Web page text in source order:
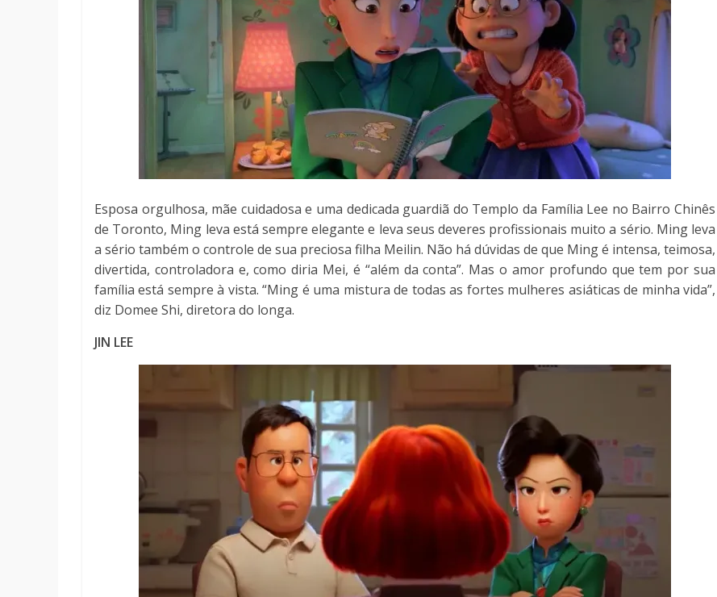
Esposa orgulhosa, mãe cuidadosa e uma dedicada guardiã do Templo da Família Lee no Bairro Chinês
de Toronto, Ming leva está sempre elegante e leva seus deveres profissionais muito a sério. Ming leva
a sério também o controle de sua preciosa filha Meilin. Não há dúvidas de que Ming é intensa, teimosa,
divertida, controladora e, como diria Mei, é “além da conta”. Mas o amor profundo que tem por sua
família está sempre à vista. “Ming é uma mistura de todas as fortes mulheres asiáticas de minha vida”,
diz Domee Shi, diretora do longa.
JIN LEE